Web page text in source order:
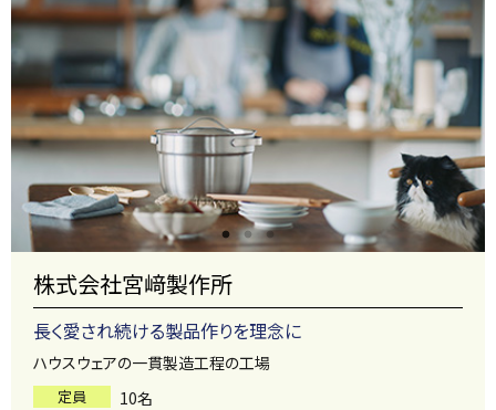
株式会社宮﨑製作所
長く愛され続ける製品作りを理念に
ハウスウェアの一貫製造工程の工場
定員 10名